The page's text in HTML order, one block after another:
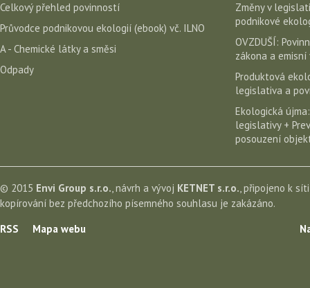
Celkový přehled povinností
Průvodce podnikovou ekologií (ebook) vč. ILNO
A - Chemické látky a směsi
Odpady
Změny v
podnikové
OVZDUŠÍ:
zákona a emisní
Produktová
legislativa a
Ekologická
legislativy +
posouzení
© 2015 Envi Group s.r.o., návrh a vývoj KETNET s.r.o., připojeno k
kopírování bez předchozího písemného souhlasu je zakázáno.
RSS
Mapa webu